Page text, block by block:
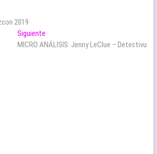
2019
Siguiente
siguiente:
MICRO ANÁLISIS: Jenny LeClue – Detectivu